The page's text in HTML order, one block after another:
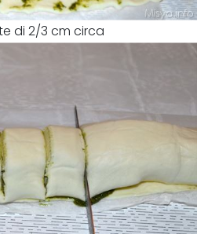
di 2/3 cm circa